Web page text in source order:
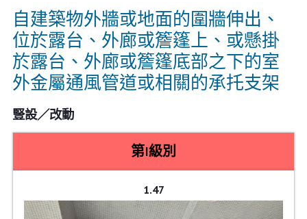
自建築物外牆或地面的圍牆伸出、
位於露台、外廊或簷篷上、或懸掛
於露台、外廊或簷篷底部之下的室
外金屬通風管道或相關的承托支架
豎設／改動
第I級別
1.47